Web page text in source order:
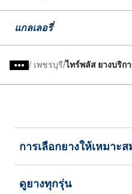
แกลเลอรี่
/ เพชรบุรี ไทร์พลัส ยางบริก
การเลือกยางให้เหมาะส
ดูยางทุกรุ่น